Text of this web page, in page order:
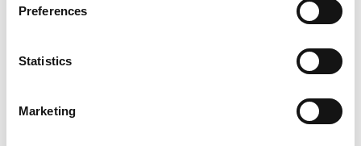
Preparazione
Grattugiate le patate crude.
Unite farina, sale e pepe.